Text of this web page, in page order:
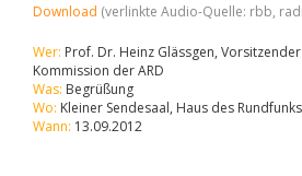
Download (verlinkte Audio-Quelle: rbb,
Wer: Prof. Dr. Heinz Glässgen,
Kommission der ARD
Was: Begrüßung
Wo: Kleiner Sendesaal, Haus des
Wann: 13.09.2012